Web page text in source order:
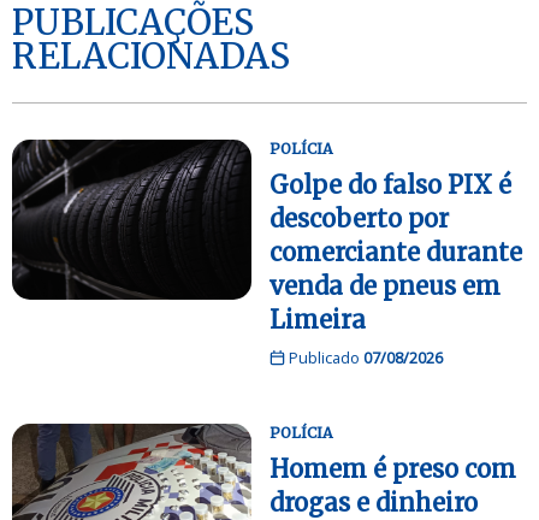
PUBLICAÇÕES
RELACIONADAS
POLÍCIA
Golpe do falso PIX é
descoberto por
comerciante durante
venda de pneus em
Limeira
Publicado 07/08/2026
POLÍCIA
Homem é preso com
drogas e dinheiro